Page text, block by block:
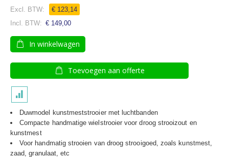
€ 123,14
€ 149,00
In winkelwagen
Toevoegen aan offerte
Duwmodel kunstmeststrooier met luchtbanden
Compacte handmatige wielstrooier voor droog strooizout en
kunstmest
Voor handmatig strooien van droog strooigoed, zoals kunstmest,
zaad, granulaat, etc